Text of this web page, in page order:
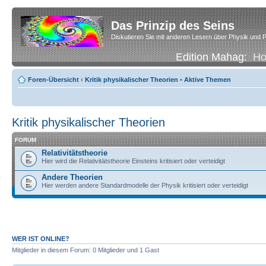
Das Prinzip des Seins
Diskutieren Sie mit anderen Lesern über Physik und
Edition Mahag:
Foren-Übersicht ‹ Kritik physikalischer Theorien • Aktive Themen
Kritik physikalischer Theorien
FORUM
Relativitätstheorie
Hier wird die Relativitätstheorie Einsteins kritisiert oder verteidigt
Andere Theorien
Hier werden andere Standardmodelle der Physik kritisiert oder verteidigt
WER IST ONLINE?
Mitglieder in diesem Forum: 0 Mitglieder und 1 Gast